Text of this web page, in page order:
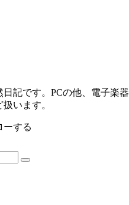
記です。PCの他、電子楽器
います。
する